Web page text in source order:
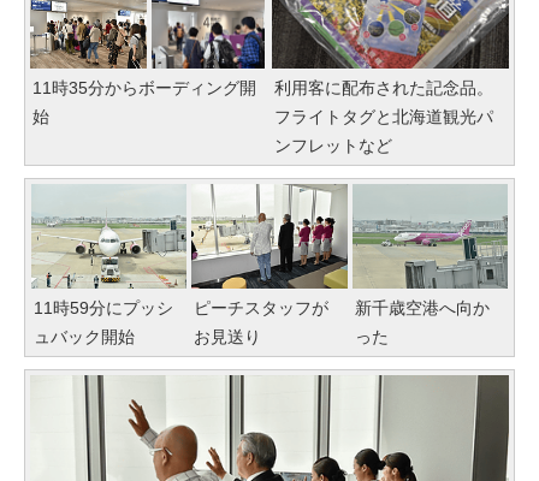
11時35分からボーディング開
始
利用客に配布された記念品。
フライトタグと北海道観光パ
ンフレットなど
11時59分にプッシ
ュバック開始
ピーチスタッフが
お見送り
新千歳空港へ向か
った